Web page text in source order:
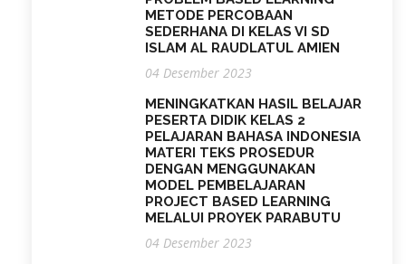
METODE PERCOBAAN
SEDERHANA DI KELAS VI SD
ISLAM AL RAUDLATUL AMIEN
04 Desember 2023
MENINGKATKAN HASIL BELAJAR
PESERTA DIDIK KELAS 2
PELAJARAN BAHASA INDONESIA
MATERI TEKS PROSEDUR
DENGAN MENGGUNAKAN
MODEL PEMBELAJARAN
PROJECT BASED LEARNING
MELALUI PROYEK PARABUTU
04 Desember 2023